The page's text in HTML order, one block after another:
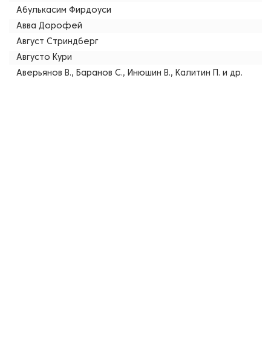
Абулькасим Фирдоуси
Авва Дорофей
Август Стриндберг
Августо Кури
Аверьянов В., Баранов С., Инюшин В., Калитин П. и др.